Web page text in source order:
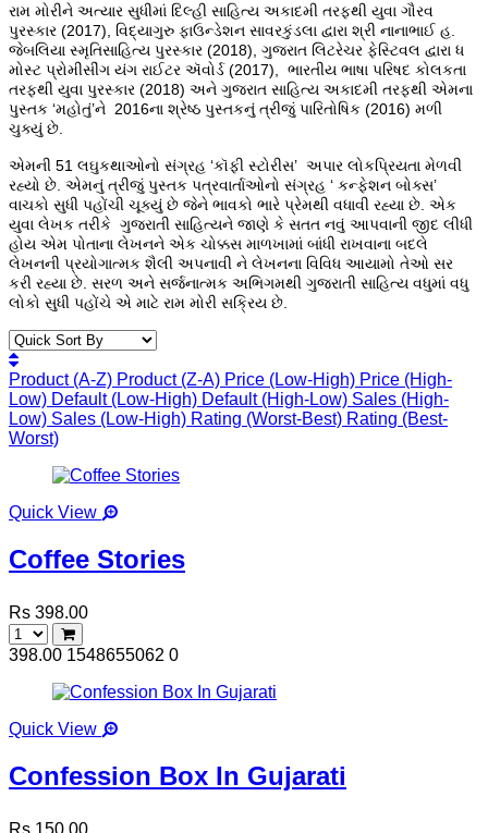
રામ મોરીને અત્યાર સુધીમાં દિલ્હી સાહિત્ય અકાદમી તરફથી યુવા ગૌરવ
પુરસ્કાર (2017), વિદ્યાગુરુ ફાઉન્ડેશન સાવરકુંડલા દ્વારા શ્રી નાનાભાઈ હ.
જેબલિયા સ્મૃતિસાહિત્ય પુરસ્કાર (2018), ગુજરાત લિટરેચર ફેસ્ટિવલ દ્વારા ધ
મોસ્ટ પ્રોમીસીંગ યંગ રાઈટર ઍવોર્ડ (2017), ભારતીય ભાષા પરિષદ કોલકતા
તરફથી યુવા પુરસ્કાર (2018) અને ગુજરાત સાહિત્ય અકાદમી તરફથી એમના
પુસ્તક ‘મહોતું’ને 2016ના શ્રેષ્ઠ પુસ્તકનું ત્રીજું પારિતોષિક (2016) મળી
ચુક્યું છે.
એમની 51 લઘુકથાઓનો સંગ્રહ ‘કૉફી સ્ટોરીસ’ અપાર લોકપ્રિયતા મેળવી
રહ્યો છે. એમનું ત્રીજું પુસ્તક પત્રવાર્તાઓનો સંગ્રહ ‘ કન્ફેશન બોક્સ’
વાચકો સુધી પહોંચી ચૂક્યું છે જેને ભાવકો ભારે પ્રેમથી વધાવી રહ્યા છે. એક
યુવા લેખક તરીકે ગુજરાતી સાહિત્યને જાણે કે સતત નવું આપવાની જીદ લીધી
હોય એમ પોતાના લેખનને એક ચોક્કસ માળખામાં બાંધી રાખવાના બદલે
લેખનની પ્રયોગાત્મક શૈલી અપનાવી ને લેખનના વિવિધ આયામો તેઓ સર
કરી રહ્યા છે. સરળ અને સર્જનાત્મક અભિગમથી ગુજરાતી સાહિત્ય વધુમાં વધુ
લોકો સુધી પહોંચે એ માટે રામ મોરી સક્રિય છે.
Product (A-Z) Product (Z-A) Price (Low-High) Price (High-
Low) Default (Low-High) Default (High-Low) Sales (High-
Low) Sales (Low-High) Rating (Worst-Best) Rating (Best-
Worst)
Quick View
Coffee Stories
Rs 398.00
398.00 1548655062 0
Quick View
Confession Box In Gujarati
Rs 150.00